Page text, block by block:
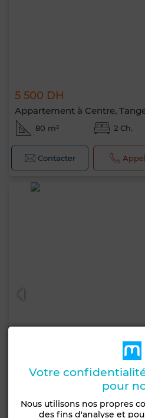
5 500 DH
Appartement à Centre,
80 m² 2 Ch.
Contacter
7 800 DH
Votre
pour
Nous utilisons nos propres
des fins d'analyse et